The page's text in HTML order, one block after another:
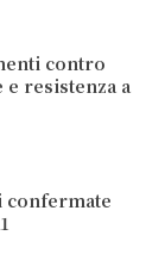
contro
resistenza a
confermate